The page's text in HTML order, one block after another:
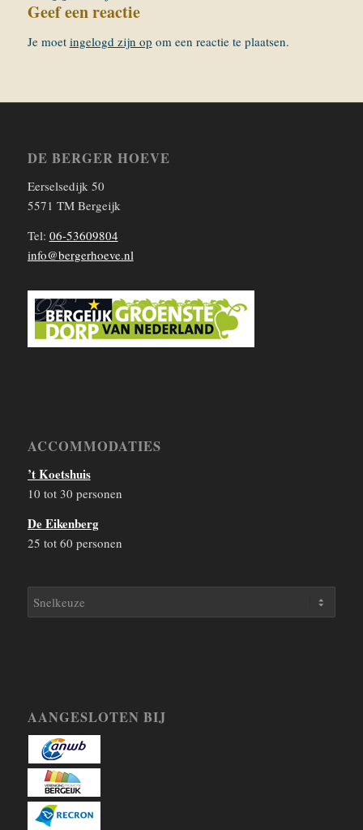
Geef een reactie
Je moet ingelogd zijn op om een reactie te plaatsen.
DE BERGER HOEVE
Eerselsedijk 50
5571 TM Bergeijk
Tel: 06-53609804
info@bergerhoeve.nl
ACCOMMODATIES
’t Koetshuis
10 tot 30 personen
De Eikenberg
25 tot 60 personen
AANGESLOTEN BIJ